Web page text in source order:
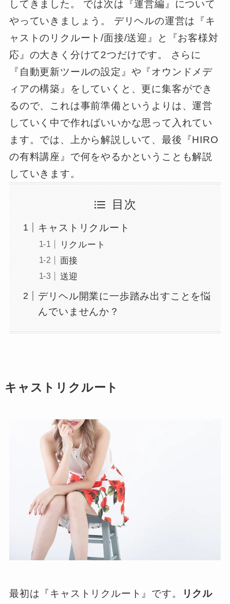
してきました。 では次は『運営編』について
やっていきましょう。 デリヘルの運営は『キ
ャストのリクルート/面接/送迎』と『お客様対
応』の大きく分けて2つだけです。 さらに
『自動更新ツールの設定』や『オウンドメデ
ィアの構築』をしていくと、更に集客ができ
るので、これは事前準備というよりは、運営
していく中で作ればいいかな思って入れてい
ます。では、上から解説しいて、最後『HIRO
の有料講座』で何をやるかということも解説
していきます。
目次
キャストリクルート
リクルート
面接
送迎
デリヘル開業に一歩踏み出すことを悩
んでいませんか？
キャストリクルート
最初は『キャストリクルート』です。
リクル